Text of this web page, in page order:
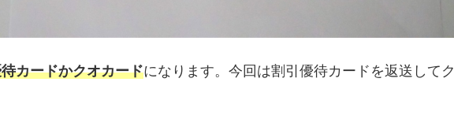
カードかクオカードになります。今回は割引優待カードを返送してク